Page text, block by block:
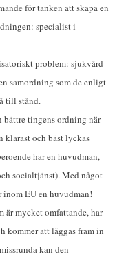
för tanken att skapa en
specialist i
problem: sjukvård
samordning som de enligt
till stånd.
tingens ordning när
klarast och bäst lyckas
har en huvudman,
socialtjänst). Med något
inom EU en huvudman!
är mycket omfattande, har
kommer att läggas fram in
kan den